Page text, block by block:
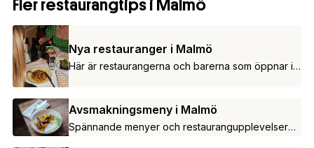
Fler restaurangtips i Malmö
Nya restauranger i Malmö
Här är restaurangerna och barerna som öppnar i
Malmö under 2026.
Avsmakningsmeny i Malmö
Spännande menyer och restaurangupplevelser
utöver det vanliga.